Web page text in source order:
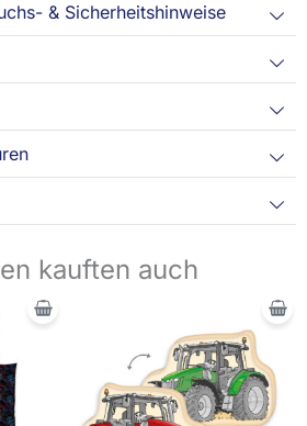
& Sicherheitshinweise
kauften auch